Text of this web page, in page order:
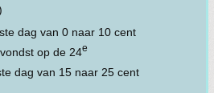
dag van 0 naar 10 cent
op de 24e
dag van 15 naar 25 cent